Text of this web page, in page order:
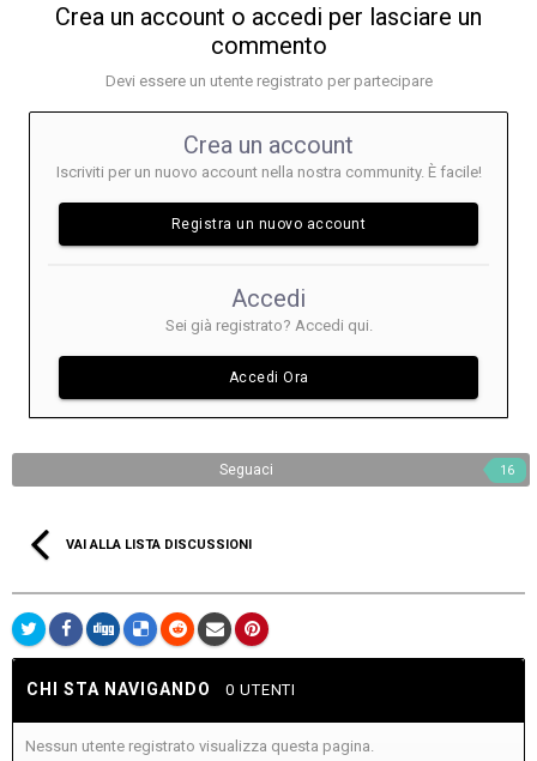
Crea un account o accedi per lasciare un
commento
Devi essere un utente registrato per partecipare
Crea un account
Iscriviti per un nuovo account nella nostra community. È facile!
Registra un nuovo account
Accedi
Sei già registrato? Accedi qui.
Accedi Ora
Seguaci 16
VAI ALLA LISTA DISCUSSIONI
CHI STA NAVIGANDO 0 UTENTI
Nessun utente registrato visualizza questa pagina.